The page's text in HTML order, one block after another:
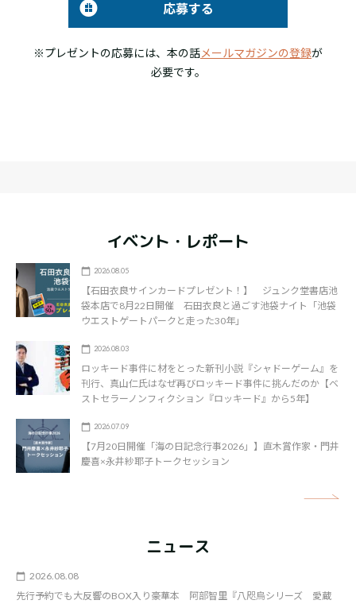
応募する
※プレゼントの応募には、本の話メールマガジンの登録が
必要です。
イベント・レポート
2026.08.05
【石田衣良サインカードプレゼント！】 ジュンク堂書店池
袋本店で8月22日開催 石田衣良と過ごす池袋ナイト「池袋
ウエストゲートパークと走った30年」
2026.08.03
ロッキード事件に材をとった新刊小説『シャドーゲーム』を
刊行、真山仁氏はなぜ再びロッキード事件に挑んだのか【ベ
ストセラーノンフィクション『ロッキード』から5年】
2026.07.09
【7月20日開催「海の日記念行事2026」】直木賞作家・門井
慶喜×永井紗耶子トークセッション
ニュース
2026.08.08
先行予約でも大反響のBOX入り豪華本 阿部智里『八咫烏シリーズ 愛蔵